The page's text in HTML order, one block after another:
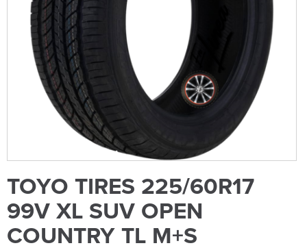
TOYO TIRES 225/60R17
99V XL SUV OPEN
COUNTRY TL M+S